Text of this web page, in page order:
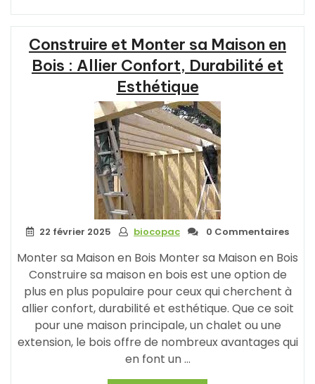
prix
pour
une
maison
en
bois
à
monter
soi-
même »
Construire et Monter sa Maison en
Bois : Allier Confort, Durabilité et
Esthétique
22 février 2025 biocopac 0 Commentaires
Monter sa Maison en Bois Monter sa Maison en Bois
Construire sa maison en bois est une option de
plus en plus populaire pour ceux qui cherchent à
allier confort, durabilité et esthétique. Que ce soit
pour une maison principale, un chalet ou une
extension, le bois offre de nombreux avantages qui
en font un …